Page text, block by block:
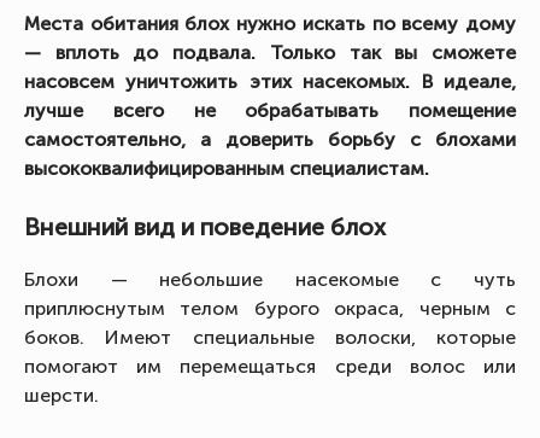
Места обитания блох нужно искать по всему дому
— вплоть до подвала. Только так вы сможете
насовсем уничтожить этих насекомых. В идеале,
лучше всего не обрабатывать помещение
самостоятельно, а доверить борьбу с блохами
высококвалифицированным специалистам.
Внешний вид и поведение блох
Блохи — небольшие насекомые с чуть
приплюснутым телом бурого окраса, черным с
боков. Имеют специальные волоски, которые
помогают им перемещаться среди волос или
шерсти.